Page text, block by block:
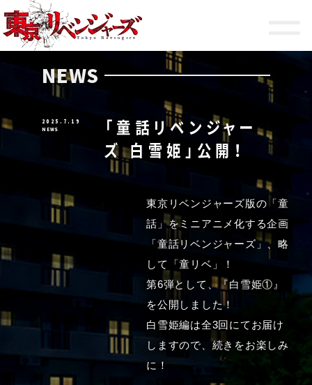
NEWS
ON AIR
STAFF
CHARACTER
STORY
PRODUCT
SPECIAL
OFFICIAL ACCOUNT
SHARE
NEWS
2025.7.19
NEWS
「童話リベンジャー
ズ 白雪姫」公開！
東京リベンジャーズ版の「童
話」をミニアニメ化する企画
「童話リベンジャーズ」、略
して「童リベ」！
第6弾として、『白雪姫①』
を公開しました！
白雪姫編は全3回にてお届け
しますので、続きをお楽しみ
に！